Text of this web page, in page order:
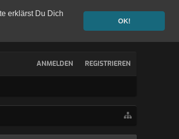
erklärst Du Dich
OK!
ANMELDEN REGISTRIEREN